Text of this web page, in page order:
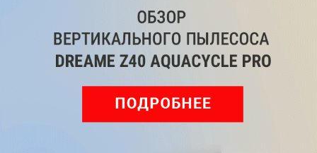
Знаменитый производитель мебели выпустил
свою первую беспроводную колонку